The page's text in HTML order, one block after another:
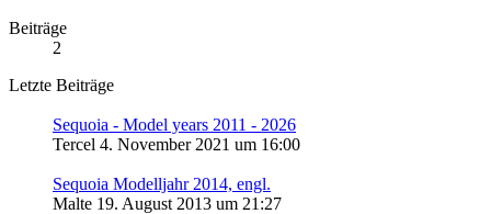
Beiträge
2
Letzte Beiträge
Sequoia - Model years 2011 - 2026
Tercel 4. November 2021 um 16:00
Sequoia Modelljahr 2014, engl.
Malte 19. August 2013 um 21:27